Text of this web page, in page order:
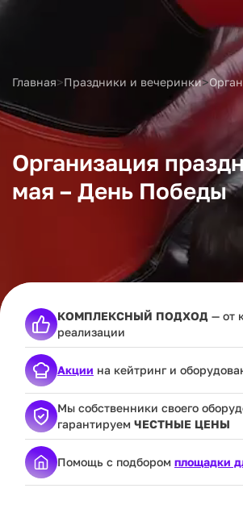
Главная>Праздники и вечеринки>
Организация
мая – День Победы
КОМПЛЕКСНЫЙ ПОДХОД — от
реализации
Акции на кейтринг и
Мы собственники своего
гарантируем ЧЕСТНЫЕ ЦЕНЫ
Помощь с подбором площадки